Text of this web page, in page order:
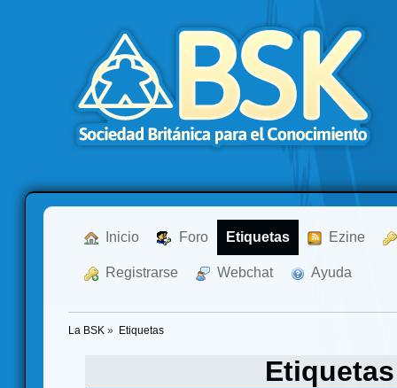
Inicio Foro Etiquetas Ezine
Registrarse Webchat Ayuda
La BSK » Etiquetas